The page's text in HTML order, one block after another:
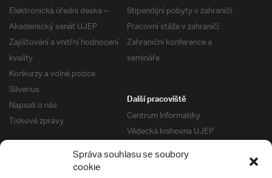
Správa souhlasu se soubory
cookie
Elektronická úřední deska –
Akademický senát UJEP
Zajišťování a vnitřní hodnocení
kvality
Konkurzy a volné pozice
Silverius
Napsali o nás
Tiskové zprávy
Stipendijní pobyty v zahraničí
Pracovní stáže v zahraničí
Zahraniční konference a
semináře
Další pracoviště
Centrum Informatiky
Vědecká knihovna UJEP
Správa kolejí a menz
Univerzitní centrum podpory